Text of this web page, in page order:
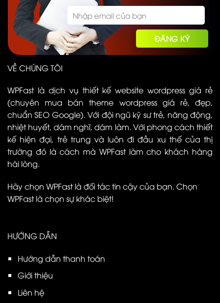
VỀ CHÚNG TÔI
WPFast là dịch vụ thiết kế website wordpress giá rẻ
(chuyên mua bán theme wordpress giá rẻ, đẹp,
chuẩn SEO Google). Với đội ngũ kỹ sư trẻ, năng động,
nhiệt huyết, dám nghĩ, dám làm. Với phong cách thiết
kế hiện đại, trẻ trung và luôn đi đầu xu thế của thị
trường đó là cách mà WPFast làm cho khách hàng
hài lòng.
Hãy chọn WPFast là đối tác tin cậy của bạn. Chọn
WPFast là chọn sự khác biệt!
HƯỚNG DẪN
Hướng dẫn thanh toán
Giới thiệu
Liên hệ